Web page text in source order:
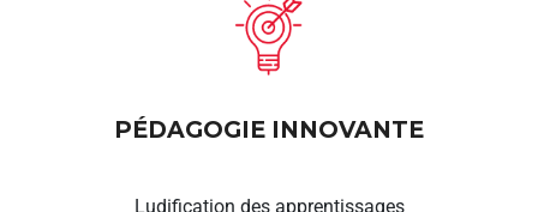
PÉDAGOGIE INNOVANTE
Ludification des apprentissages